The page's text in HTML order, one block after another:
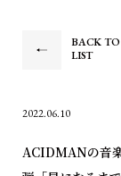
BACK TO
LIST
2022.06.10
ACIDMANの音